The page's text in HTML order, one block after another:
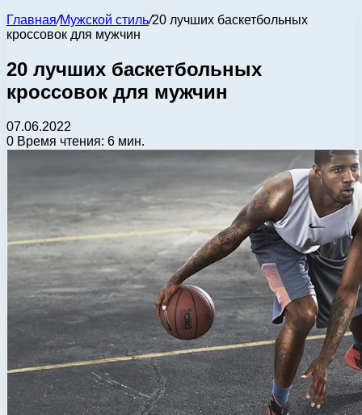
Главная/Мужской стиль/20 лучших баскетбольных
кроссовок для мужчин
20 лучших баскетбольных
кроссовок для мужчин
07.06.2022
0 Время чтения: 6 мин.